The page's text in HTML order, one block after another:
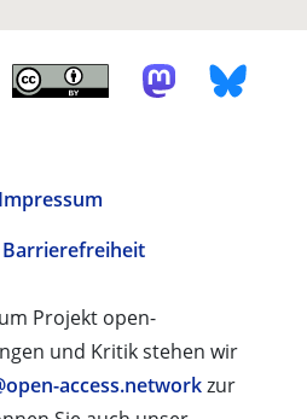
Impressum
Barrierefreiheit
Projekt open-
und Kritik stehen wir
access.networkzur